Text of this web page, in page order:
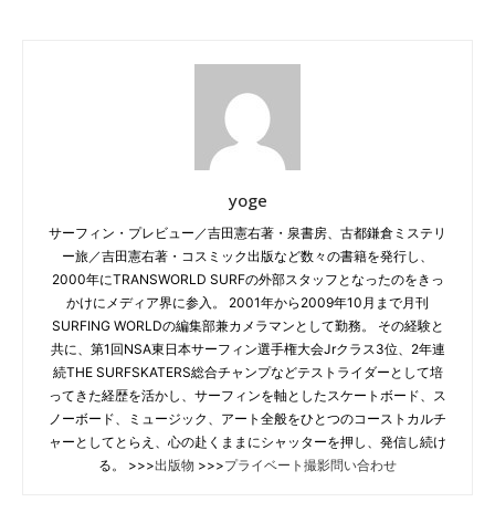
yoge
サーフィン・プレビュー／吉田憲右著・泉書房、古都鎌倉ミステリ
ー旅／吉田憲右著・コスミック出版など数々の書籍を発行し、
2000年にTRANSWORLD SURFの外部スタッフとなったのをきっ
かけにメディア界に参入。 2001年から2009年10月まで月刊
SURFING WORLDの編集部兼カメラマンとして勤務。 その経験と
共に、第1回NSA東日本サーフィン選手権大会Jrクラス3位、2年連
続THE SURFSKATERS総合チャンプなどテストライダーとして培
ってきた経歴を活かし、サーフィンを軸としたスケートボード、ス
ノーボード、ミュージック、アート全般をひとつのコーストカルチ
ャーとしてとらえ、心の赴くままにシャッターを押し、発信し続け
る。 >>>出版物 >>>プライベート撮影問い合わせ